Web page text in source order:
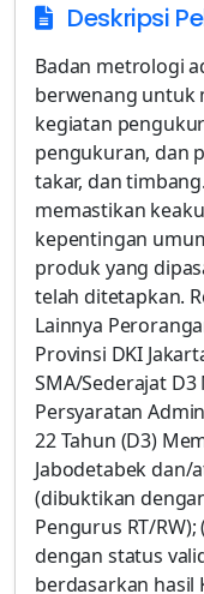
Deskripsi
Badan metrologi
berwenang untuk
kegiatan
pengukuran, dan
takar, dan
memastikan
kepentingan
produk yang
telah ditetapkan.
Lainnya
Provinsi DKI
SMA/Sederajat
Persyaratan
22 Tahun (D3)
Jabodetabek dan/
(dibuktikan
Pengurus RT/
dengan status
berdasarkan hasil